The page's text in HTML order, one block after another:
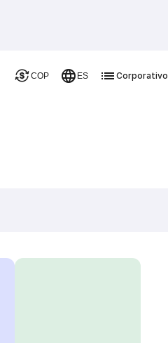
COP ES Corporativo